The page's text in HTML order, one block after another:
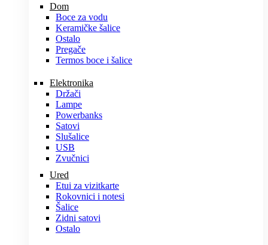
Dom
Boce za vodu
Keramičke šalice
Ostalo
Pregače
Termos boce i šalice
Elektronika
Držači
Lampe
Powerbanks
Satovi
Slušalice
USB
Zvučnici
Ured
Etui za vizitkarte
Rokovnici i notesi
Šalice
Zidni satovi
Ostalo